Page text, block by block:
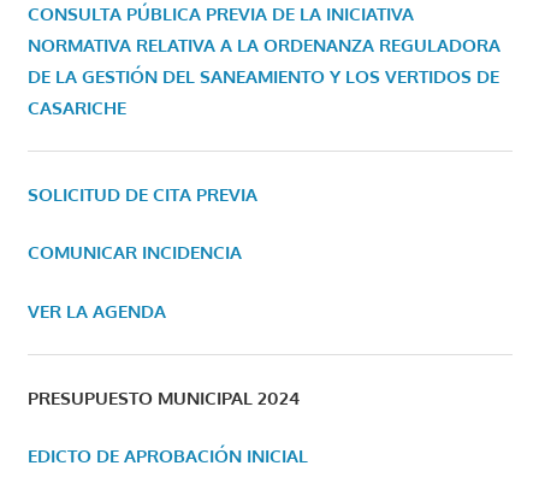
CONSULTA PÚBLICA PREVIA DE LA INICIATIVA
NORMATIVA RELATIVA A LA ORDENANZA REGULADORA
DE LA GESTIÓN DEL SANEAMIENTO Y LOS VERTIDOS DE
CASARICHE
SOLICITUD DE CITA PREVIA
COMUNICAR INCIDENCIA
VER LA AGENDA
PRESUPUESTO MUNICIPAL 2024
EDICTO DE APROBACIÓN INICIAL